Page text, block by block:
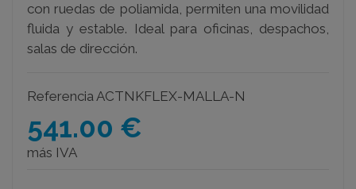
con ruedas de poliamida, permiten una movilidad
fluida y estable. Ideal para oficinas, despachos,
salas de dirección.
ReferenciaACTNKFLEX-MALLA-N
541.00 €
más IVA